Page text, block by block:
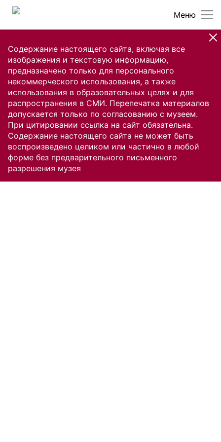
Содержание настоящего сайта, включая все
изображения и текстовую информацию,
предназначено только для персонального
некоммерческого использования, а также
использования в образовательных целях и для
распространения в СМИ. Перепечатка материалов
допускается только по согласованию с музеем.
При цитировании ссылка на сайт обязательна.
Содержание настоящего сайта не может быть
воспроизведено целиком или частично в любой
форме без предварительного письменного
разрешения музея
Меню